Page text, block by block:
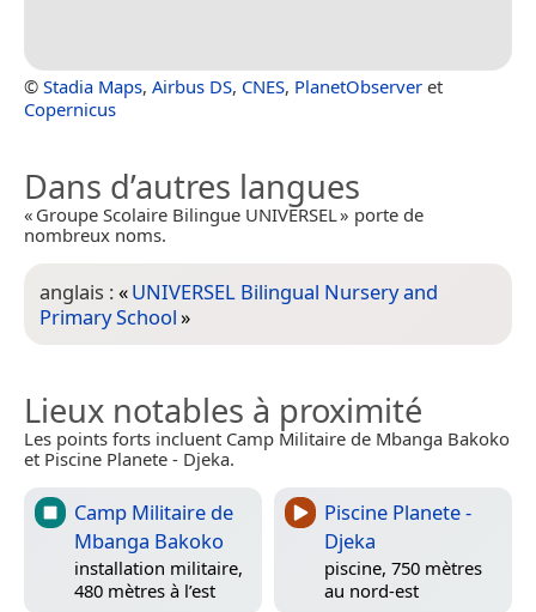
© Stadia Maps, Airbus DS, CNES, PlanetObserver et
Copernicus
Dans d’autres langues
« Groupe Scolaire Bilingue UNIVERSEL » porte de
nombreux noms.
anglais :«UNIVERSEL Bilingual Nursery and
Primary School»
Lieux notables à proximité
Les points forts incluent Camp Militaire de Mbanga Bakoko
et Piscine Planete - Djeka.
Camp Militaire de
Mbanga Bakoko
installation militaire,
480 mètres à l’est
Piscine Planete -
Djeka
piscine, 750 mètres
au nord-est